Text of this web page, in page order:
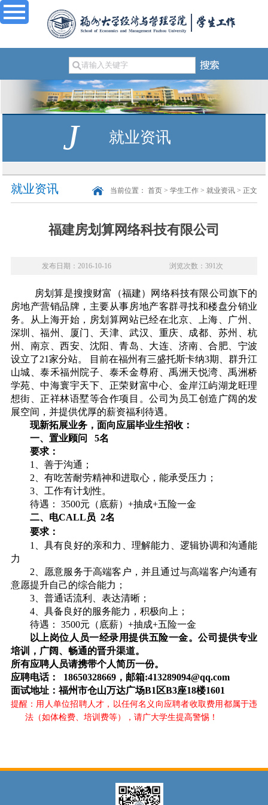
J 就业资讯
就业资讯 当前位置：首页 >学生工作 >就业资讯 > 正文
福建房划算网络科技有限公司
发布日期：2016-10-16 浏览次数：391次
房划算是搜搜财富（福建）网络科技有限公司旗下的
房地产营销品牌，主要从事房地产客群寻找和楼盘分销业
务。从上海开始，房划算网站已经在北京、上海、广州、
深圳、福州、厦门、天津、武汉、重庆、成都、苏州、杭
州、南京、西安、沈阳、青岛、大连、济南、合肥、宁波
设立了21家分站。 目前在福州有三盛托斯卡纳3期、群升江
山城、泰禾福州院子、泰禾金尊府、禹洲天悦湾、禹洲桥
学苑、中海寰宇天下、正荣财富中心、金岸江屿湖龙旺理
想街、正祥林语墅等合作项目。公司为员工创造广阔的发
展空间，并提供优厚的薪资福利待遇。
现新拓展业务，面向应届毕业生招收：
一、置业顾问 5名
要求：
1
、善于沟通；
2 、有吃苦耐劳精神和进取心，能承受压力；
3、工作有计划性。
待遇：
3500元（底薪） +抽成+五险一金
二、电CALL 员 2名
要求：
1
、具有良好的亲和力、理解能力、逻辑协调和沟通能
力
2 、愿意服务于高端客户，并且通过与高端客户沟通有
意愿提升自己的综合能力；
3、普通话流利、表达清晰；
4、具备良好的服务能力，积极向上；
待遇：
3500元（底薪） +抽成+五险一金
以上岗位人员一经录用提供五险一金。公司提供专业
培训，广阔、畅通的晋升渠道。
所有应聘人员请携带个人简历一份。
应聘电话：
18650328669，邮箱:413289094@qq.com
面试地址：福州市仓山万达广场B1 区B3座18楼1601
提醒：用人单位招聘人才，以任何名义向应聘者收取费用都属于违
法（如体检费、培训费等），请广大学生提高警惕！